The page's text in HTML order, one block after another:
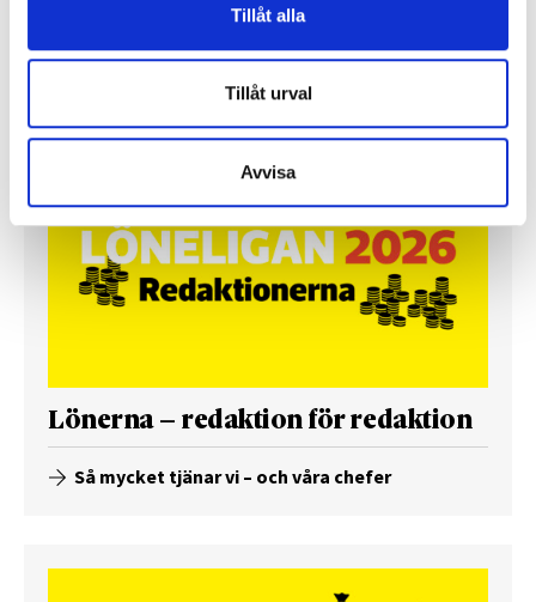
Tillåt alla
Tillåt urval
Avvisa
Fler profiler
Lönerna – redaktion för redaktion
Så mycket tjänar vi – och våra chefer